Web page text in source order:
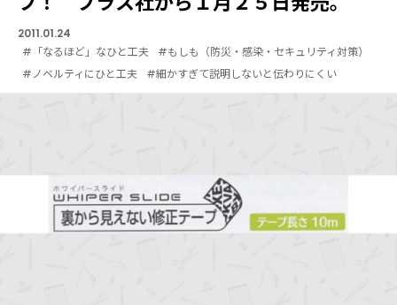
2011.01.24
#「なるほど」なひと工夫
#もしも（防災・感染・セキュリティ対策）
#ノベルティにひと工夫
#細かすぎて説明しないと伝わりにくい